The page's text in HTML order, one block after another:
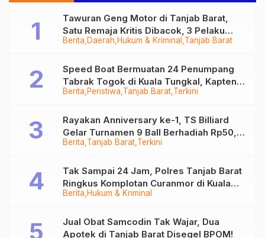
Berita Daerah Hukum & Kriminal Tanjab Barat
Tawuran Geng Motor di Tanjab Barat,
Satu Remaja Kritis Dibacok, 3 Pelaku
Ditangkap
Berita Peristiwa Tanjab Barat Terkini
Speed Boat Bermuatan 24 Penumpang
Tabrak Togok di Kuala Tungkal, Kapten
Sempat Hilang
Berita Tanjab Barat Terkini
Rayakan Anniversary ke-1, TS Billiard
Gelar Turnamen 9 Ball Berhadiah Rp50,8
Juta
Berita Hukum & Kriminal
Tak Sampai 24 Jam, Polres Tanjab Barat
Ringkus Komplotan Curanmor di Kuala
Tungkal
Jual Obat Samcodin Tak Wajar, Dua
Apotek di Tanjab Barat Disegel BPOM!